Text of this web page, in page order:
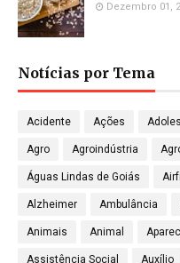
Dezembro 01,
Notícias por Tema
Acidente Ações
Agro Agroindústria
Águas Lindas de Goiás
Alzheimer Ambulância
Animais Animal
Assistência Social Auxílio